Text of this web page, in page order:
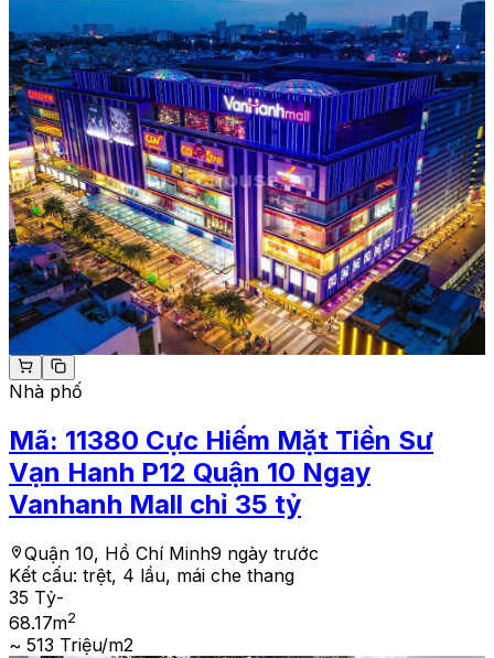
Nhà phố
Mã: 11380 Cực Hiếm Mặt Tiền Sư
Vạn Hanh P12 Quận 10 Ngay
Vanhanh Mall chỉ 35 tỷ
Quận 10, Hồ Chí Minh9 ngày trước
Kết cấu: trệt, 4 lầu, mái che thang
35 Tỷ-
68.17m2
~ 513 Triệu/m2